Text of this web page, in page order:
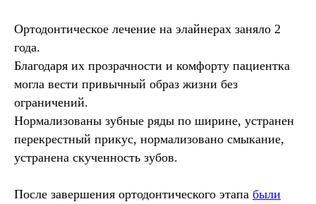
Ортодонтическое лечение на элайнерах заняло 2
года.
Благодаря их прозрачности и комфорту пациентка
могла вести привычный образ жизни без
ограничений.
Нормализованы зубные ряды по ширине, устранен
перекрестный прикус, нормализовано смыкание,
устранена скученность зубов.
После завершения ортодонтического этапа были